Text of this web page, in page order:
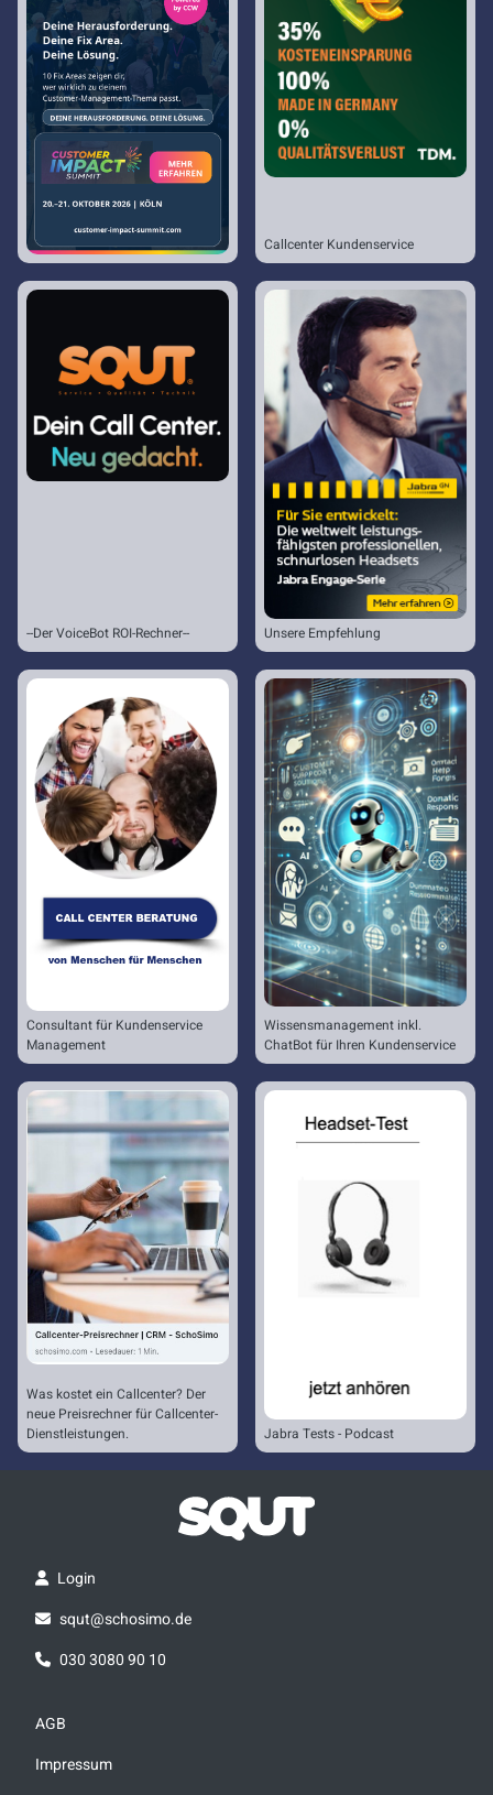
Callcenter Kundenservice
--Der VoiceBot ROI-Rechner-- Unsere Empfehlung
Consultant für Kundenservice
Management
Wissensmanagement inkl.
ChatBot für Ihren Kundenservice
Was kostet ein Callcenter? Der
neue Preisrechner für Callcenter-
Dienstleistungen.
Jabra Tests - Podcast
Login
squt@schosimo.de
030 3080 90 10
AGB
Impressum